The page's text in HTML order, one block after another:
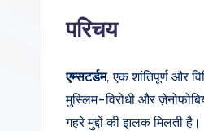
परिचय
एम्सटर्डम, एक शांतिपूर्ण और
मुस्लिम-विरोधी और
गहरे मुद्दों की झलक मिलती है।